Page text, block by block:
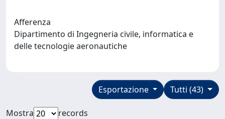
Afferenza
Dipartimento di Ingegneria civile, informatica e
delle tecnologie aeronautiche
Tutti (43)
Esportazione
Mostra
records